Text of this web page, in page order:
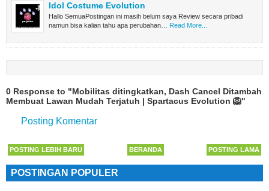
Idol Costume Evolution
Hallo SemuaPostingan ini masih belum saya Review secara pribadi
namun bisa kalian tahu apa perubahan…
Read More...
0 Response to "Mobilitas ditingkatkan, Dash Cancel Ditambah
Membuat Lawan Mudah Terjatuh | Spartacus Evolution 🦁"
Posting Komentar
POSTING LEBIH BARU POSTING LAMA
BERANDA
POSTINGAN POPULER